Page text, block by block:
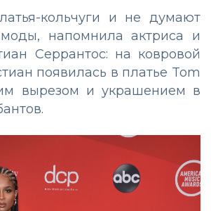
кольчуги и не думают
напомнила актриса и
Серрантос: на ковровой
появилась в платье Tom
вырезом и украшением в